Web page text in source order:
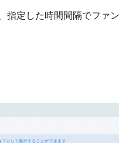
指定した時間間隔でファ